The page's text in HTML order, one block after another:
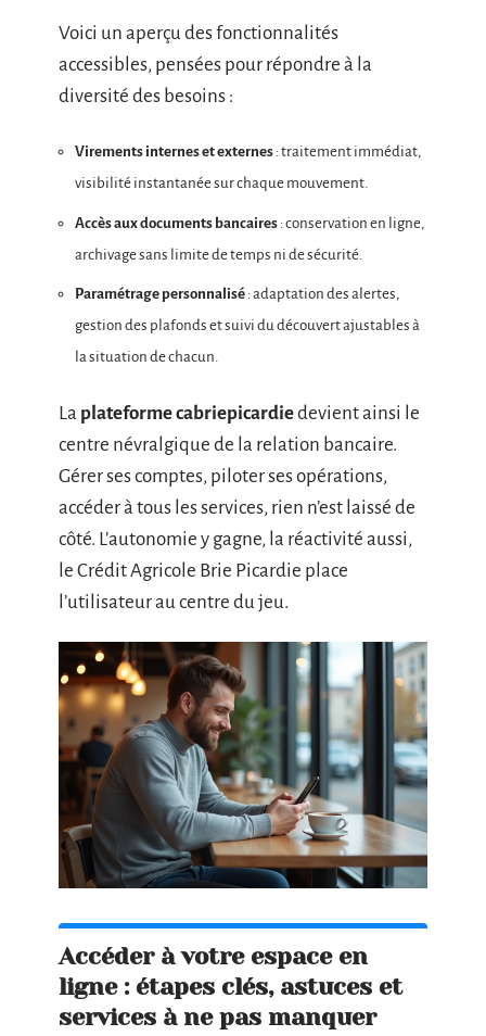
Voici un aperçu des fonctionnalités
accessibles, pensées pour répondre à la
diversité des besoins :
Virements internes et externes : traitement immédiat,
visibilité instantanée sur chaque mouvement.
Accès aux documents bancaires : conservation en ligne,
archivage sans limite de temps ni de sécurité.
Paramétrage personnalisé : adaptation des alertes,
gestion des plafonds et suivi du découvert ajustables à
la situation de chacun.
La plateforme cabriepicardiedevient ainsi le
centre névralgique de la relation bancaire.
Gérer ses comptes, piloter ses opérations,
accéder à tous les services, rien n’est laissé de
côté. L’autonomie y gagne, la réactivité aussi,
le Crédit Agricole Brie Picardie place
l’utilisateur au centre du jeu.
Accéder à votre espace en
ligne : étapes clés, astuces et
services à ne pas manquer